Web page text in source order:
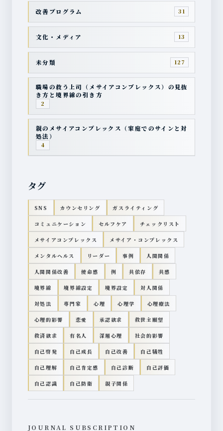
改善プログラム 31
文化・メディア 13
未分類 127
職場の救う上司（メサイアコンプレックス）の見抜
き方と境界線の引き方
2
親のメサイアコンプレックス（家庭でのサインと対
処法）
4
タグ
SNS カウンセリング ガスライティング
コミュニケーション セルフケア チェックリスト
メサイアコンプレックス メサイア・コンプレックス
メンタルヘルス リーダー 事例 人間関係
人間関係改善 使命感 例 共依存 共感
境界線 境界線設定 境界設定 対人関係
対処法 専門家 心理 心理学 心理療法
心理的影響 恋愛 承認欲求 救世主願望
救済欲求 有名人 深層心理 社会的影響
自己啓発 自己成長 自己改善 自己犠牲
自己理解 自己肯定感 自己診断 自己評価
自己認識 自己防衛 親子関係
JOURNAL SUBSCRIPTION